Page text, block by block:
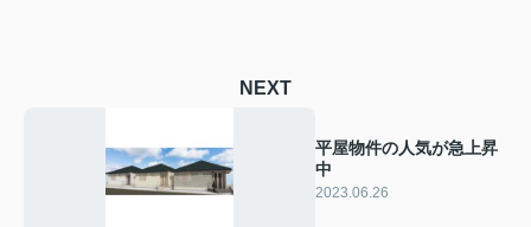
NEXT
平屋物件の人気が急上昇
中
2023.06.26